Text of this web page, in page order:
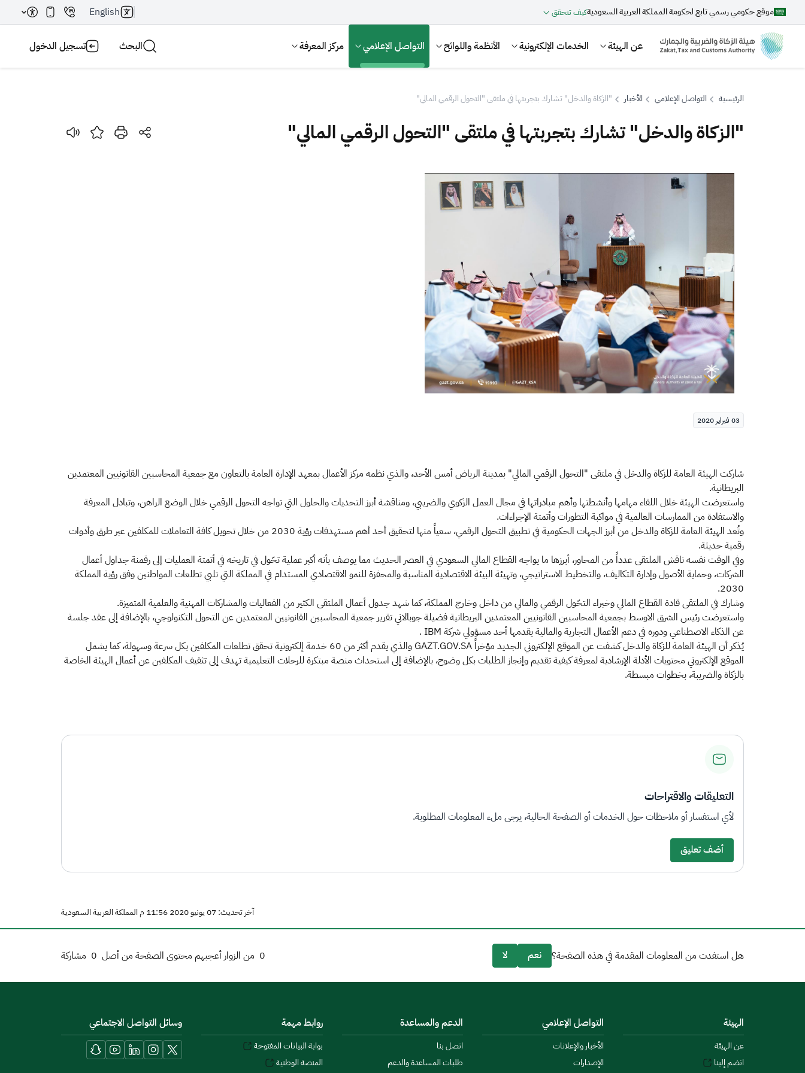
موقع حكومي رسمي تابع لحكومة المملكة العربية السعوديةكيف تتحقق English
عن الهيئة الخدمات الإلكترونية الأنظمة واللوائح التواصل الإعلامي مركز المعرفة البحث تسجيل الدخول
بحث
ضريبة القيمة المضافة
الرئيسية التواصل الإعلامي الأخبار "الزكاة والدخل" تشارك بتجربتها في ملتقى "التحول الرقمي المالي"
"الزكاة والدخل" تشارك بتجربتها في ملتقى "التحول الرقمي المالي"
03 فبراير 2020
شاركت الهيئة العامة للزكاة والدخل في ملتقى "التحول الرقمي المالي" بمدينة الرياض أمس الأحد، والذي نظمه مركز الأعمال بمعهد الإدارة العامة بالتعاون مع جمعية المحاسبين القانونيين المعتمدين
البريطانية.
واستعرضت الهيئة خلال اللقاء مهامها وأنشطتها وأهم مبادراتها في مجال العمل الزكوي والضريبي، ومناقشة أبرز التحديات والحلول التي تواجه التحول الرقمي خلال الوضع الراهن، وتبادل المعرفة
والاستفادة من الممارسات العالمية في مواكبة التطورات وأتمتة الإجراءات.
وتُعد الهيئة العامة للزكاة والدخل من أبرز الجهات الحكومية في تطبيق التحول الرقمي، سعياً منها لتحقيق أحد أهم مستهدفات رؤية 2030 من خلال تحويل كافة التعاملات للمكلفين عبر طرق وأدوات
رقمية حديثة.
وفي الوقت نفسه ناقش الملتقى عدداً من المحاور، أبرزها ما يواجه القطاع المالي السعودي في العصر الحديث مما يوصف بأنه أكبر عملية تحّول في تاريخه في أتمتة العمليات إلى رقمنة جداول أعمال
الشركات، وحماية الأصول وإدارة التكاليف، والتخطيط الاستراتيجي، وتهيئة البيئة الاقتصادية المناسبة والمحفزة للنمو الاقتصادي المستدام في المملكة التي تلبي تطلعات المواطنين وفق رؤية المملكة
2030.
وشارك في الملتقى قادة القطاع المالي وخبراء التحّول الرقمي والمالي من داخل وخارج المملكة، كما شهد جدول أعمال الملتقى الكثير من الفعاليات والمشاركات المهنية والعلمية المتميزة.
واستعرضت رئيس الشرق الاوسط بجمعية المحاسبين القانونيين المعتمدين البريطانية فضيلة جوبالاني تقرير جمعية المحاسبين القانونيين المعتمدين عن التحول التكنولوجي، بالإضافة إلى عقد جلسة
عن الذكاء الاصطناعي ودوره في دعم الأعمال التجارية والمالية يقدمها أحد مسؤولي شركة IBM .
يُذكر أن الهيئة العامة للزكاة والدخل كشفت عن الموقع الإلكتروني الجديد مؤخراً GAZT.GOV.SA والذي يقدم أكثر من 60 خدمة إلكترونية تحقق تطلعات المكلفين بكل سرعة وسهولة، كما يشمل
الموقع الإلكتروني محتويات الأدلة الإرشادية لمعرفة كيفية تقديم وإنجاز الطلبات بكل وضوح، بالإضافة إلى استحداث منصة مبتكرة للرحلات التعليمية تهدف إلى تثقيف المكلفين عن أعمال الهيئة الخاصة
بالزكاة والضريبة، بخطوات مبسطة.​
التعليقات والاقتراحات
لأي استفسار أو ملاحظات حول الخدمات أو الصفحة الحالية، يرجى ملء المعلومات المطلوبة.
أضف تعليق
آخر تحديث: 07 يونيو 2020 11:56 م المملكة العربية السعودية
0 من الزوار أعجبهم محتوى الصفحة من أصل 0 مشاركة هل استفدت من المعلومات المقدمة في هذه الصفحة؟ نعم لا
الهيئة
عن الهيئة
انضم إلينا
التواصل الإعلامي
الأخبار والإعلانات
الإصدارات
الدعم والمساعدة
اتصل بنا
طلبات المساعدة والدعم
روابط مهمة
بوابة البيانات المفتوحة
المنصة الوطنية
وسائل التواصل الاجتماعي